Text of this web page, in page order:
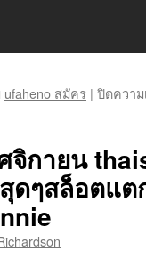
ufaheno สมัคร | ปิดควา
กายน
ดๆสล็อตแต